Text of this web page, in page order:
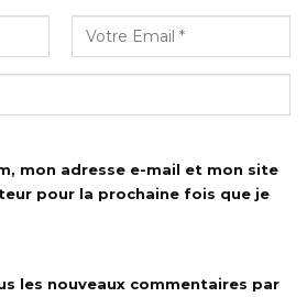
mon adresse e-mail et mon site
pour la prochaine fois que je
les nouveaux commentaires par